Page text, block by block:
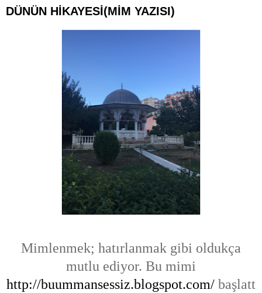
DÜNÜN HİKAYESİ(MİM YAZISI)
Mimlenmek; hatırlanmak gibi oldukça
mutlu ediyor. Bu mimi
http://buummansessiz.blogspot.com/ başlatt